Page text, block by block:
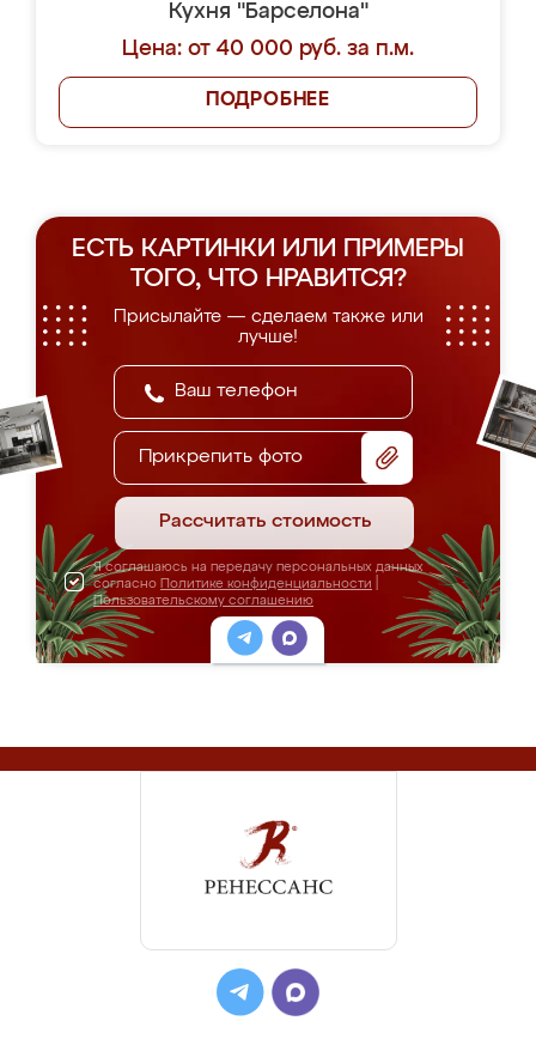
Кухня "Барселона"
Цена: от 40 000 руб. за п.м.
ПОДРОБНЕЕ
ЕСТЬ КАРТИНКИ ИЛИ ПРИМЕРЫ
ТОГО, ЧТО НРАВИТСЯ?
Присылайте — сделаем также или
лучше!
Прикрепить фото
Рассчитать стоимость
Я соглашаюсь на передачу персональных данных
согласно Политике конфиденциальности
Пользовательскому соглашению